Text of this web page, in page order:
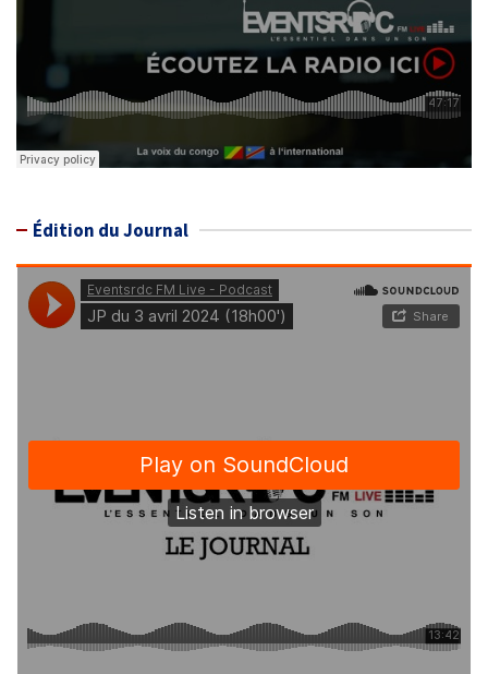
Édition du Journal